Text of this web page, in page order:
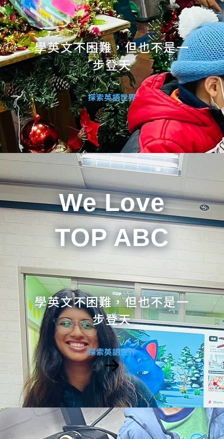
學英文不困難，但也不是一
步登天
探索英語世界
We Love
TOP ABC
學英文不困難，但也不是一
步登天
探索英語世界